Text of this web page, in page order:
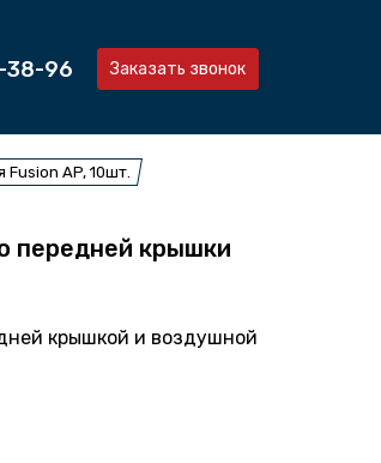
38-96 Заказать звонок
AP, 10шт.
передней крышки
крышкой и воздушной